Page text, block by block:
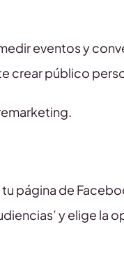
eventos y
crear público
página de
y elige la